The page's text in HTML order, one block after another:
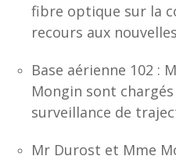
fibre optique sur la
recours aux
Base aérienne 102 :
Mongin sont
surveillance de
Mr Durost et Mme